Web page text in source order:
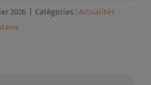
2026 Catégories : Actualités